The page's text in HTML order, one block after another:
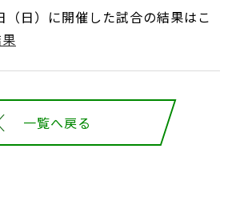
日）に開催した試合の結果はこ
一覧へ戻る